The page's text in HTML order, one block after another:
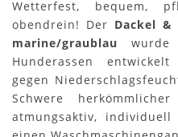
Wetterfest, bequem,
obendrein! Der Dackel &
marine/graublau
wurde
Hunderassen
gegen
Schwere
atmungsaktiv,